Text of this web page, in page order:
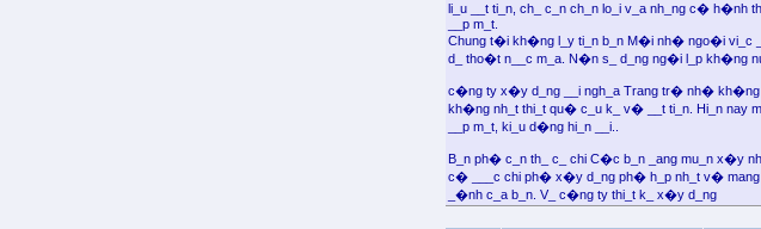
li_u __t ti_n, ch_ c_n ch_n lo_i v_a nh_ng c� h�nh
__p m_t.
Chung t�i kh�ng l_y ti_n b_n M�i nh� ngo�i vi_c
d_ tho�t n__c m_a. N�n s_ d_ng ng�i l_p kh�ng
c�ng ty x�y d_ng __i ngh_a Trang tr� nh� kh�ng
kh�ng nh_t thi_t qu� c_u k_ v� __t ti_n. Hi_n nay
__p m_t, ki_u d�ng hi_n __i..
B_n ph� c_n th_ c_ chi C�c b_n _ang mu_n x�y
c� ___c chi ph� x�y d_ng ph� h_p nh_t v�
_�nh c_a b_n. V_ c�ng ty thi_t k_ x�y d_ng